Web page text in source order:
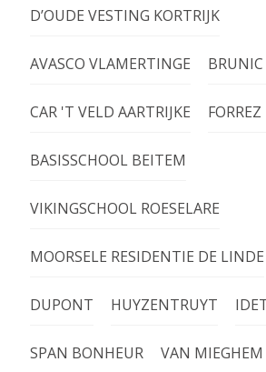
D’OUDE VESTING KORTRIJK
AVASCO VLAMERTINGE
CAR 'T VELD AARTRIJKE FORREZ
BASISSCHOOL BEITEM
VIKINGSCHOOL ROESELARE
MOORSELE RESIDENTIE DE LINDE
DUPONT HUYZENTRUYT
SPAN BONHEUR VAN MIEGHEM